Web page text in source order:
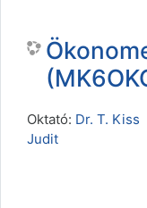
Oktató: Dr. T. Kiss
Judit